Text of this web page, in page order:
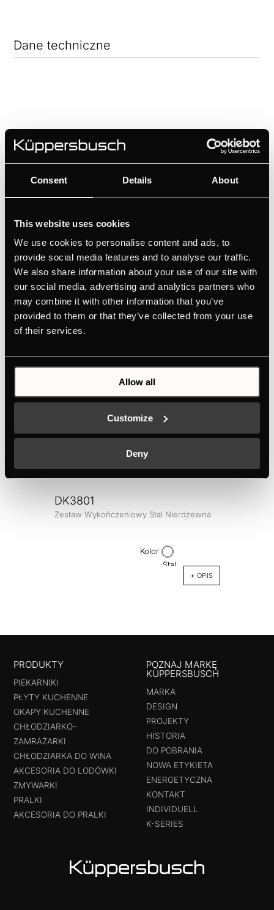
Consent Details About
This website uses cookies
We use cookies to personalise content and ads, to
provide social media features and to analyse our traffic.
We also share information about your use of our site with
our social media, advertising and analytics partners who
may combine it with other information that you’ve
provided to them or that they’ve collected from your use
of their services.
Allow all
Customize
Deny
Dane techniczne
Specyfikacja
PODOBNE PRODUKTY
DK3801
Zestaw Wykończeniowy Stal Nierdzewna
Kolor
+ OPIS
PRODUKTY
PIEKARNIKI
PŁYTY KUCHENNE
OKAPY KUCHENNE
CHŁODZIARKO-
ZAMRAŻARKI
CHŁODZIARKA DO WINA
AKCESORIA DO LODÓWKI
ZMYWARKI
PRALKI
AKCESORIA DO PRALKI
POZNAJ MARKĘ
KÜPPERSBUSCH
MARKA
DESIGN
PROJEKTY
HISTORIA
DO POBRANIA
NOWA ETYKIETA
ENERGETYCZNA
KONTAKT
INDIVIDUELL
K-SERIES